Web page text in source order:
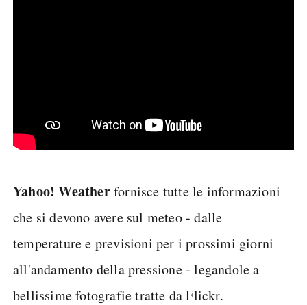
Yahoo! Weatherfornisce tutte le informazioni
che si devono avere sul meteo - dalle
temperature e previsioni per i prossimi giorni
all'andamento della pressione - legandole a
bellissime fotografie tratte da Flickr.